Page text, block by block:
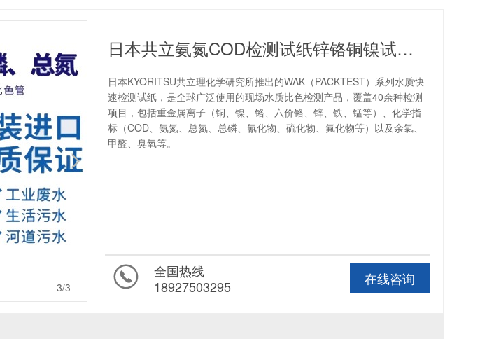
3/3
日本共立氨氮COD检测试纸锌铬铜镍试剂盒污水总磷总氮检测包
日本KYORITSU共立理化学研究所推出的WAK（PACKTEST）系列水质快
速检测试纸，是全球广泛使用的现场水质比色检测产品，覆盖40余种检测
项目，包括重金属离子（铜、镍、铬、六价铬、锌、铁、锰等）、化学指
标（COD、氨氮、总氮、总磷、氰化物、硫化物、氟化物等）以及余氯、
甲醛、臭氧等。
在线咨询
全国热线
18927503295